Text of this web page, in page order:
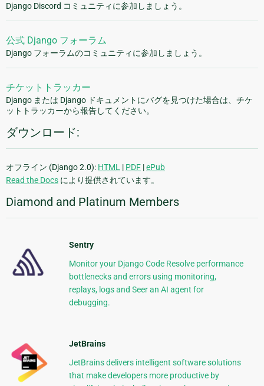
Django Discord コミュニティに参加しましょう。
公式 Django フォーラム
Django フォーラムのコミュニティに参加しましょう。
チケットトラッカー
Django または Django ドキュメントにバグを見つけた場合は、チケ
ットトラッカーから報告してください。
ダウンロード:
オフライン (Django 2.0): HTML | PDF |ePub
Read the Docs により提供されています。
Diamond and Platinum Members
Sentry
Monitor your Django Code Resolve performance
bottlenecks and errors using monitoring,
replays, logs and Seer an AI agent for
debugging.
JetBrains
JetBrains delivers intelligent software solutions
that make developers more productive by